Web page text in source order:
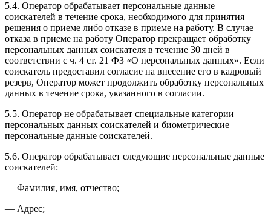
5.4. Оператор обрабатывает персональные данные
соискателей в течение срока, необходимого для принятия
решения о приеме либо отказе в приеме на работу. В случае
отказа в приеме на работу Оператор прекращает обработку
персональных данных соискателя в течение 30 дней в
соответствии с ч. 4 ст. 21 ФЗ «О персональных данных». Если
соискатель предоставил согласие на внесение его в кадровый
резерв, Оператор может продолжить обработку персональных
данных в течение срока, указанного в согласии.
5.5. Оператор не обрабатывает специальные категории
персональных данных соискателей и биометрические
персональные данные соискателей.
5.6. Оператор обрабатывает следующие персональные данные
соискателей:
— Фамилия, имя, отчество;
— Адрес;